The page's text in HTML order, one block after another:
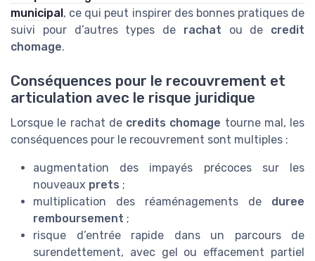
municipal, ce qui peut inspirer des bonnes pratiques de
suivi pour d’autres types de rachat ou de credit
chomage.
Conséquences pour le recouvrement et
articulation avec le risque juridique
Lorsque le rachat de credits chomage tourne mal, les
conséquences pour le recouvrement sont multiples :
augmentation des impayés précoces sur les
nouveaux prets ;
multiplication des réaménagements de duree
remboursement ;
risque d’entrée rapide dans un parcours de
surendettement, avec gel ou effacement partiel